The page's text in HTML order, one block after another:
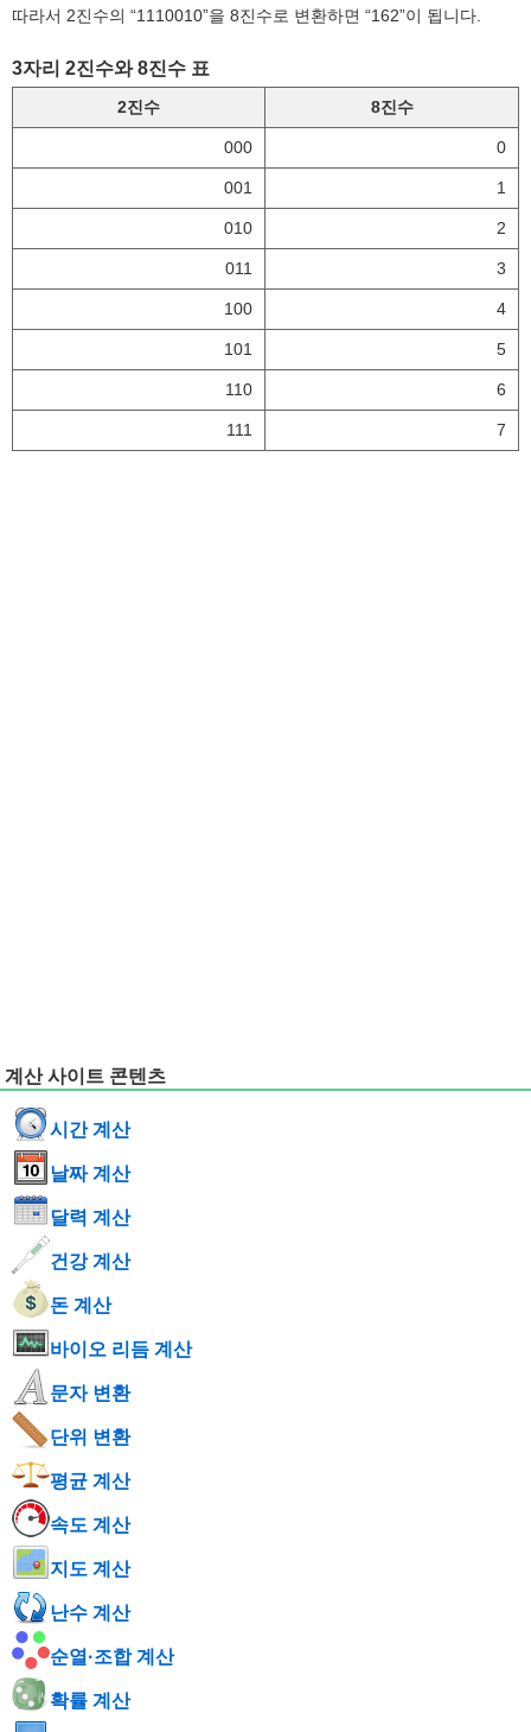
따라서 2진수의 “1110010”을 8진수로 변환하면 “162”이 됩니다.
3자리 2진수와 8진수 표
2진수 8진수
000 0
001 1
010 2
011 3
100 4
101 5
110 6
111 7
계산 사이트 콘텐츠
시간 계산
날짜 계산
달력 계산
건강 계산
돈 계산
바이오 리듬 계산
문자 변환
단위 변환
평균 계산
속도 계산
지도 계산
난수 계산
순열·조합 계산
확률 계산